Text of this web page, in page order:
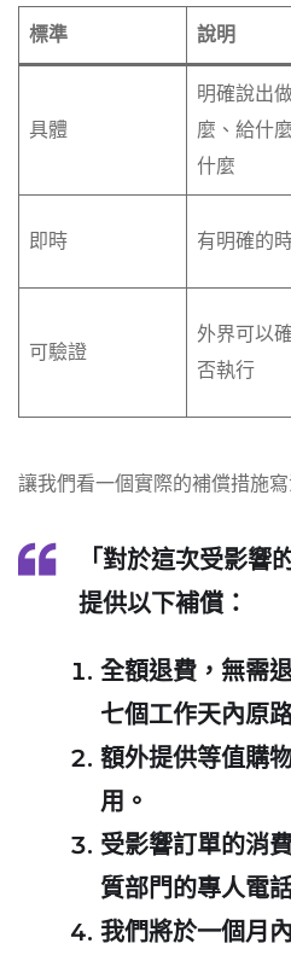
標準 說明
具體
明確說出
麼、給什
什麼
即時 有明確的
可驗證
外界可以
否執行
讓我們看一個實際的補償措施寫
「對於這次受影響
提供以下補償：
全額退費，無需
七個工作天內原
額外提供等值購
用。
受影響訂單的消
質部門的專人電
我們將於一個月